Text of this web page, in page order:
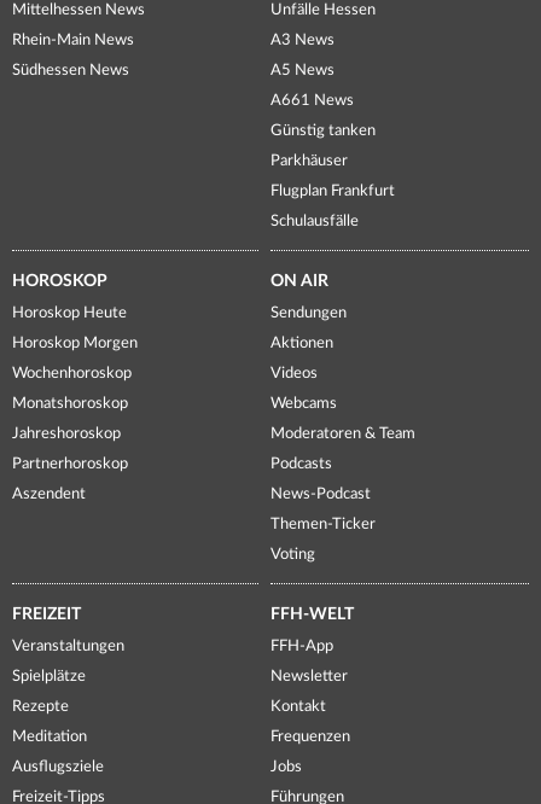
Mittelhessen News
Rhein-Main News
Südhessen News
Unfälle Hessen
A3 News
A5 News
A661 News
Günstig tanken
Parkhäuser
Flugplan Frankfurt
Schulausfälle
HOROSKOP
Horoskop Heute
Horoskop Morgen
Wochenhoroskop
Monatshoroskop
Jahreshoroskop
Partnerhoroskop
Aszendent
ON AIR
Sendungen
Aktionen
Videos
Webcams
Moderatoren & Team
Podcasts
News-Podcast
Themen-Ticker
Voting
FREIZEIT
Veranstaltungen
Spielplätze
Rezepte
Meditation
Ausflugsziele
Freizeit-Tipps
FFH-WELT
FFH-App
Newsletter
Kontakt
Frequenzen
Jobs
Führungen